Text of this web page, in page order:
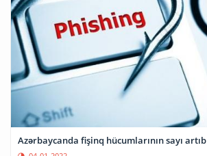
Azərbaycanda fişinq hücumlarının sayı artıb